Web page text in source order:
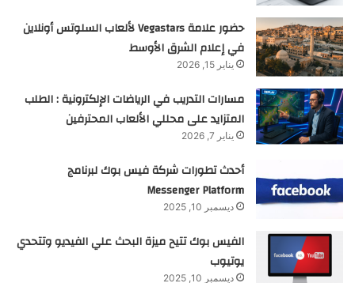
حضور علامة Vegastars لألعاب السلوتس أونلاين
في إعلام الشرق الأوسط
يناير 15, 2026
مسارات التدريب في الرياضات الإلكترونية : الطلب
المتزايد على محللي الألعاب المحترفين
يناير 7, 2026
أحدث تطورات شركة فيس بوك لبرنامج
Messenger Platform
ديسمبر 10, 2025
الفيس بوك تتيح ميزة البحث علي الفيديو وتتحدي
يوتيوب
ديسمبر 10, 2025